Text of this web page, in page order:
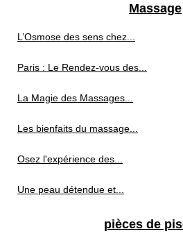
Massage
L’Osmose des sens chez...
Paris : Le Rendez-vous des...
La Magie des Massages...
Les bienfaits du massage...
Osez l'expérience des...
Une peau détendue et...
pièces de